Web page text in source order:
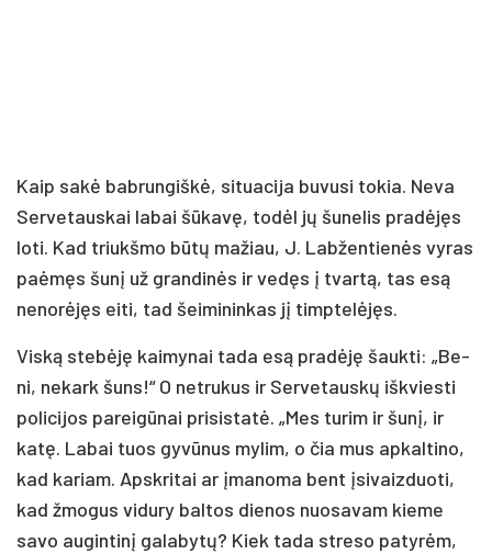
Kaip sa­kė bab­run­giš­kė, si­tua­ci­ja bu­vu­si to­kia. Ne­va
Ser­ve­taus­kai la­bai šū­ka­vę, to­dėl jų šu­ne­lis pra­dė­jęs
lo­ti. Kad triukš­mo bū­tų ma­žiau, J. Lab­žen­tie­nės vy­ras
paė­męs šu­nį už gran­di­nės ir ve­dęs į tvar­tą, tas esą
ne­no­rė­jęs ei­ti, tad šei­mi­nin­kas jį timp­te­lė­jęs.
Vis­ką ste­bė­ję kai­my­nai ta­da esą pra­dė­ję šauk­ti: „Be­
ni, ne­kark šuns!“ O ne­tru­kus ir Ser­ve­taus­kų iš­kvies­ti
po­li­ci­jos pa­rei­gū­nai pri­si­sta­tė. „Mes tu­rim ir šu­nį, ir
ka­tę. La­bai tuos gy­vū­nus my­lim, o čia mus ap­kal­ti­no,
kad ka­riam. Apsk­ri­tai ar įma­no­ma bent įsi­vaiz­duo­ti,
kad žmo­gus vi­du­ry bal­tos die­nos nuo­sa­vam kie­me
sa­vo au­gin­ti­nį ga­la­by­tų? Kiek ta­da stre­so pa­ty­rėm,